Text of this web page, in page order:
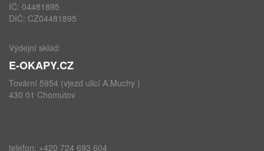
IČ: 04481895
DIČ: CZ04481895
Výdejní sklad:
E-OKAPY.CZ
Tovární 5954 (vjezd ulicí A.Muchy )
430 01 Chomutov
telefon: +420 724 693 604